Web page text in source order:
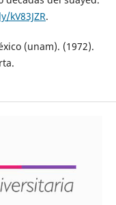
kV83JZR.
(unam). (1972).